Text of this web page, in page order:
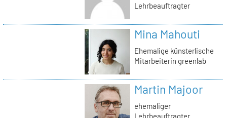
Lehrbeauftragter
Mina Mahouti
Ehemalige künsterlische
Mitarbeiterin greenlab
Martin Majoor
ehemaliger